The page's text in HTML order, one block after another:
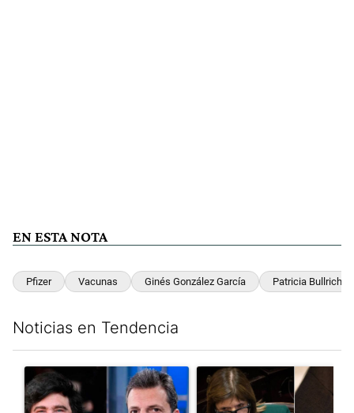
EN ESTA NOTA
Pfizer Vacunas Ginés González García Patricia Bullrich
Noticias en Tendencia
Un artículo de tendencia con el título "Los gobernadores
Un artículo de tendencia con